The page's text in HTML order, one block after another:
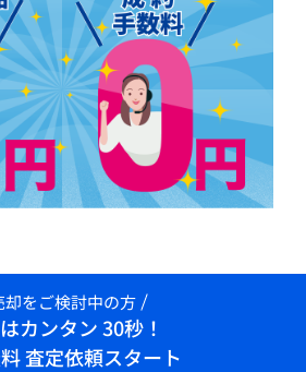
却をご検討中の方
カンタン 30秒！
査定依頼スタート